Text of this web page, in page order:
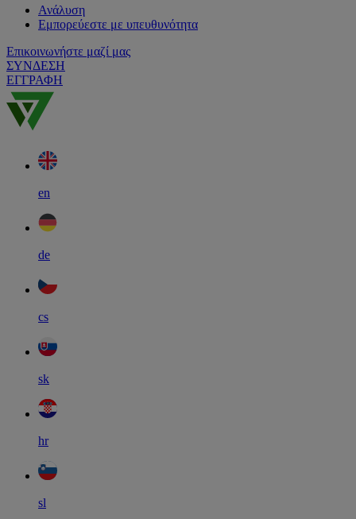
Ανάλυση
Εμπορεύεστε με υπευθυνότητα
Επικοινωνήστε μαζί μας
ΣΥΝΔΕΣΗ
ΕΓΓΡΑΦΗ
en
de
cs
sk
hr
sl